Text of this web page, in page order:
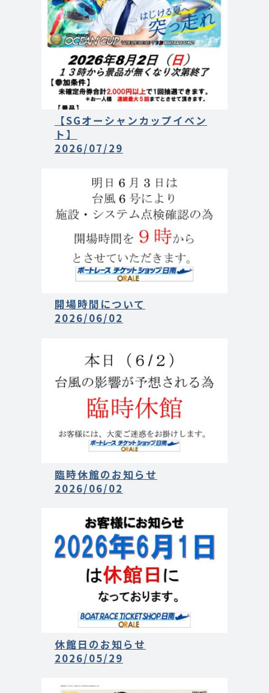
【SGオーシャンカップイベン
ト】
2026/07/29
開場時間について
2026/06/02
臨時休館のお知らせ
2026/06/02
休館日のお知らせ
2026/05/29